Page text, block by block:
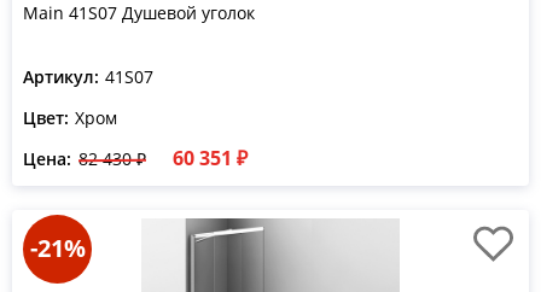
Main 41S07 Душевой уголок
Артикул: 41S07
Цвет: Хром
Цена: 82 430 ₽ 60 351 ₽
-21%